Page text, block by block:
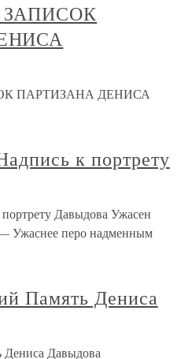
ПАРТИЗАНА ДЕНИСА
к портрету
Давыдова Ужасен
— Ужаснее перо надменным
Память Дениса
Давыдова